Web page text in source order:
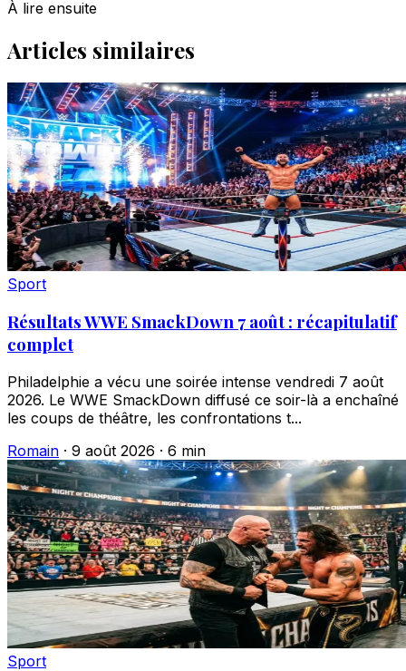
À lire ensuite
Articles similaires
Sport
Résultats WWE SmackDown 7 août : récapitulatif
complet
Philadelphie a vécu une soirée intense vendredi 7 août
2026. Le WWE SmackDown diffusé ce soir-là a enchaîné
les coups de théâtre, les confrontations t...
Romain · 9 août 2026 · 6 min
Sport